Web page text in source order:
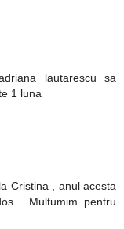
lautarescu sa
1 luna
Cristina , anul acesta
. Multumim pentru